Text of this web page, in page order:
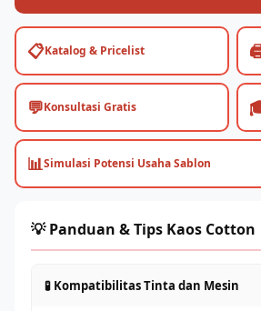
📋Katalog & Pricelist
💬Konsultasi Gratis
📊Simulasi Potensi Usaha Sablon
💡 Panduan & Tips Kaos Cotton
🧪 Kompatibilitas Tinta dan Mesin